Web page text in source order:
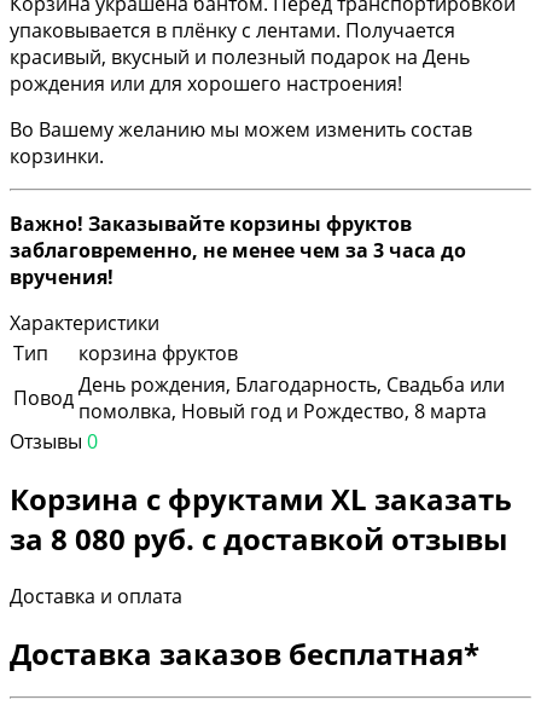
упаковывается в плёнку с лентами. Получается
красивый, вкусный и полезный подарок на День
рождения или для хорошего настроения!
Во Вашему желанию мы можем изменить состав
корзинки.
Важно! Заказывайте корзины фруктов
заблаговременно, не менее чем за 3 часа до
вручения!
Характеристики
Тип
корзина фруктов
ПоводДень рождения, Благодарность, Свадьба или
помолвка, Новый год и Рождество, 8 марта
Отзывы 0
Корзина с фруктами XL заказать
за 8 080 руб. с доставкой отзывы
Доставка и оплата
Доставка заказов бесплатная*